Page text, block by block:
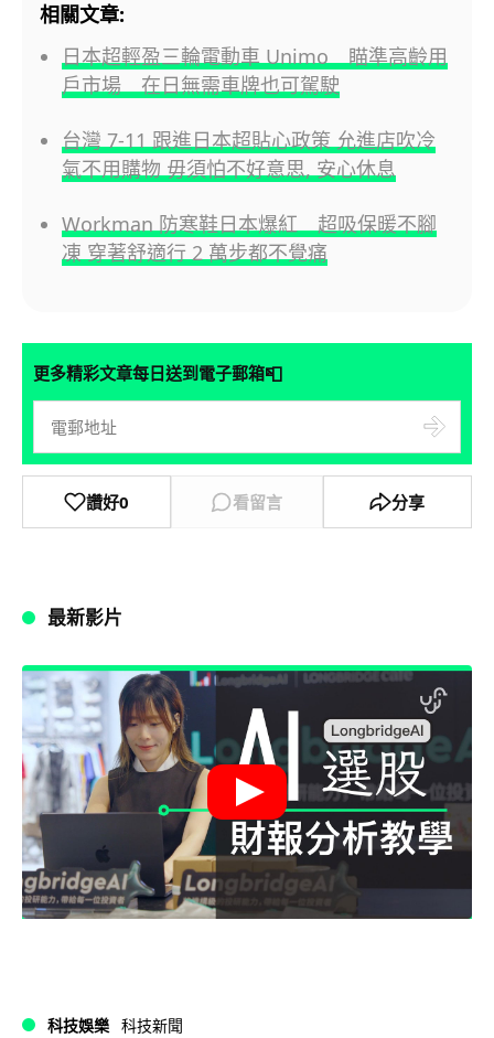
相關文章:
日本超輕盈三輪電動車 Unimo 瞄準高齡用
戶市場 在日無需車牌也可駕駛
台灣 7-11 跟進日本超貼心政策 允進店吹冷
氣不用購物 毋須怕不好意思, 安心休息
Workman 防寒鞋日本爆紅 超吸保暖不腳
凍 穿著舒適行 2 萬步都不覺痛
更多精彩文章每日送到電子郵箱📮
讚好0 看留言 分享
最新影片
科技娛樂 科技新聞